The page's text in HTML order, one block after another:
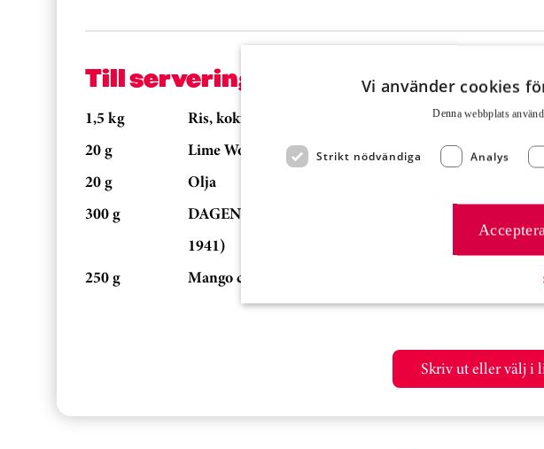
Till servering
1,5 kg
Ris, kokt
20 g
Lime Wok Spice Mix
20 g
Olja
300 g
DAGENS RÄTT GRÖNT, BROCCOLIBUKETTER
1941)
250 g
Mango chutney
Skriv ut eller välj i
Vi använder cookies
Denna webbplats
Strikt nödvändiga Analys